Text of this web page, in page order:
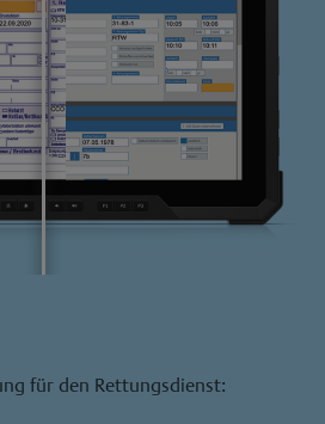
für den Rettungsdienst: